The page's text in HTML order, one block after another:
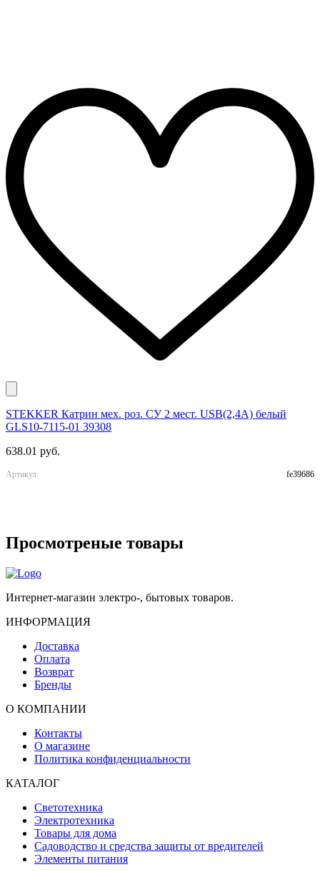
STEKKER Катрин мех. роз. СУ 2 мест. USB(2,4А) белый
GLS10-7115-01 39308
638.01 руб.
Артикул fe39686
Просмотреные товары
Интернет-магазин электро-, бытовых товаров.
ИНФОРМАЦИЯ
Доставка
Оплата
Возврат
Бренды
О КОМПАНИИ
Контакты
О магазине
Политика конфиденциальности
КАТАЛОГ
Светотехника
Электротехника
Товары для дома
Садоводство и средства защиты от вредителей
Элементы питания